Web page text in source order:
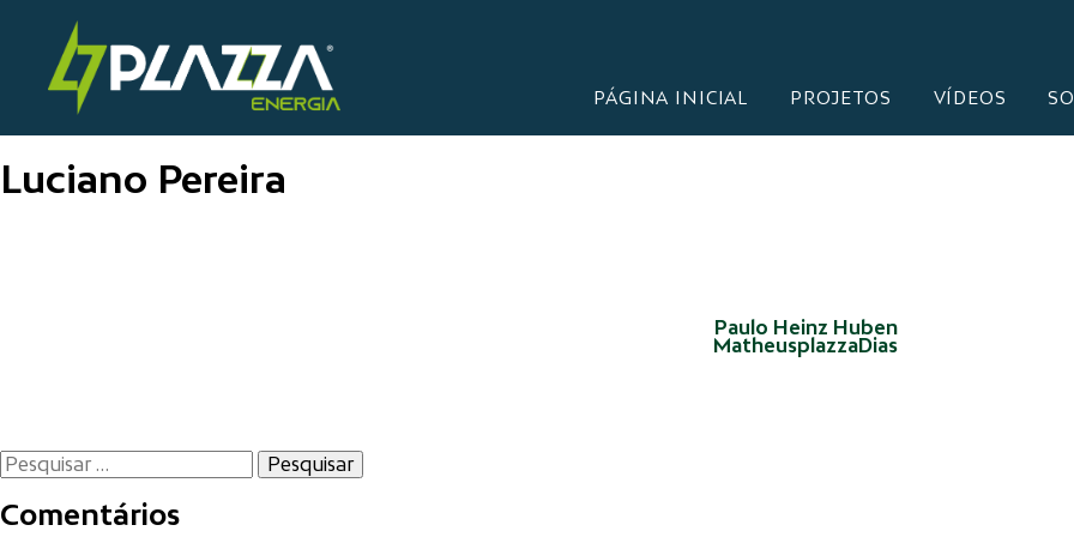
content
PÁGINA INICIAL PROJETOS VÍDEOS
Luciano Pereira
Paulo Heinz Huben
MatheusplazzaDias
Pesquisar
por:
Comentários